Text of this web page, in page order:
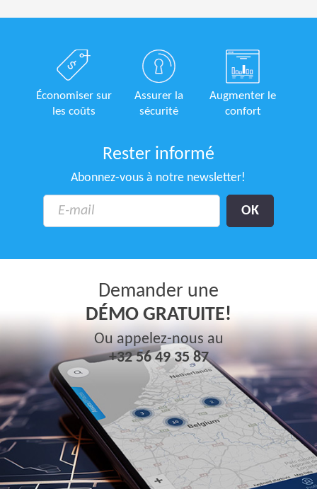
Économiser sur
les coûts
Assurer la
sécurité
Augmenter le
confort
Rester informé
Abonnez-vous à notre newsletter!
Demander une
DÉMO GRATUITE!
Ou appelez-nous au
+32 56 49 35 87